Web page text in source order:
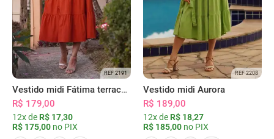
REF 2191
Vestido midi Fátima terracota
R$ 179,00
12x de R$ 17,30
R$ 175,00 no PIX
REF 2208
Vestido midi Aurora
R$ 189,00
12x de R$ 18,27
R$ 185,00 no PIX